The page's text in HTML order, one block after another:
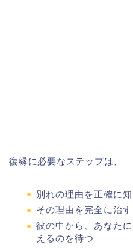
復縁に必要なステップは、
別れの理由を正確に知
その理由を完全に治す
彼の中から、あなた
えるのを待つ